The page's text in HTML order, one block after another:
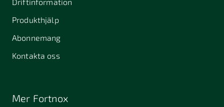
Produkthjälp
Abonnemang
Kontakta oss
Mer Fortnox